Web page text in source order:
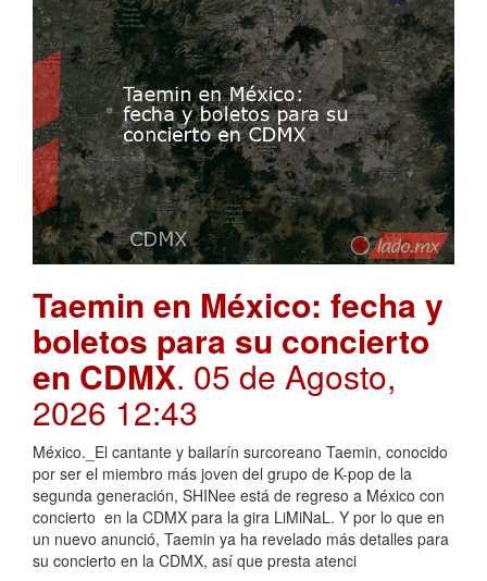
Taemin en México: fecha y
boletos para su concierto
en CDMX. 05 de Agosto,
2026 12:43
México._El cantante y bailarín surcoreano Taemin, conocido
por ser el miembro más joven del grupo de K-pop de la
segunda generación, SHINee está de regreso a México con
concierto en la CDMX para la gira LiMiNaL. Y por lo que en
un nuevo anunció, Taemin ya ha revelado más detalles para
su concierto en la CDMX, así que presta atenci